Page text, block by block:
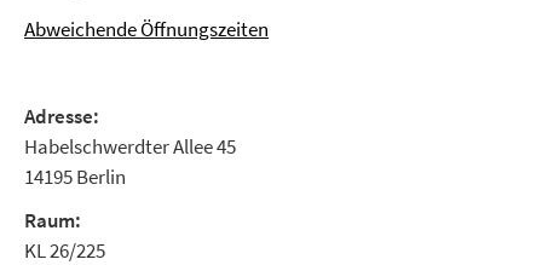
Abweichende Öffnungszeiten
Adresse:
Habelschwerdter Allee 45
14195 Berlin
Raum:
KL 26/225